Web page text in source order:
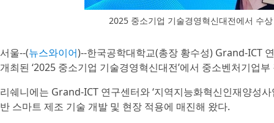
2025 중소기업 기술경영혁신대전에서 수
서울--(뉴스와이어)--한국공학대학교(총장 황수성) Grand-ICT
개최된 ‘2025 중소기업 기술경영혁신대전’에서 중소벤처기업
리쉐니에는 Grand-ICT 연구센터와 ‘지역지능화혁신인재양성
반 스마트 제조 기술 개발 및 현장 적용에 매진해 왔다.